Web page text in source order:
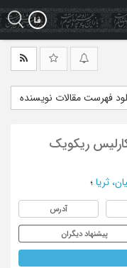
فهرست مقالات نویسنده
ریکویک
ثریا ؛
آدرس
پیشنهاد دیگران